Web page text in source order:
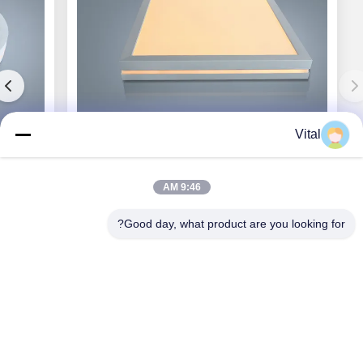
احصل على أفضل سعر
Vital
9:46 AM
Good day, what product are you looking for?